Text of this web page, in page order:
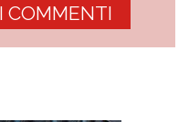
COMMENTI